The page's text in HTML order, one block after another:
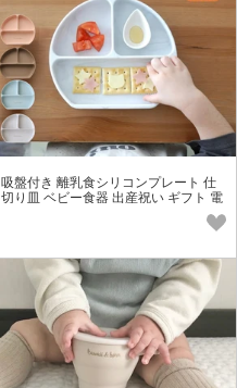
吸盤付き 離乳食シリコンプレート 仕
切り皿 ベビー食器 出産祝い ギフト 電